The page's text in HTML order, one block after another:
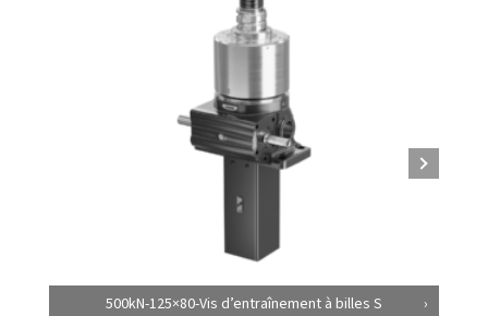
500kN-125×80-Vis d’entraînement à billes S